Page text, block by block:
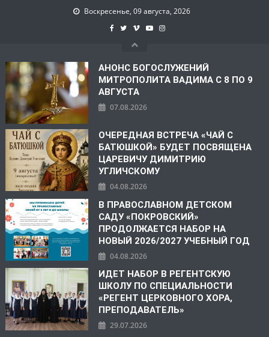
Воскресенье, 09 августа, 2026
АНОНС БОГОСЛУЖЕНИЙ
МИТРОПОЛИТА ВАДИМА С 8 ПО 9
АВГУСТА
07.08.2026
ОЧЕРЕДНАЯ ВСТРЕЧА «ЧАЙ С
БАТЮШКОЙ» БУДЕТ ПОСВЯЩЕНА
ЦАРЕВИЧУ ДИМИТРИЮ
УГЛИЧСКОМУ
04.08.2026
В ПРАВОСЛАВНОМ ДЕТСКОМ
САДУ «ПОКРОВСКИЙ»
ПРОДОЛЖАЕТСЯ НАБОР НА
НОВЫЙ 2026/2027 УЧЕБНЫЙ ГОД
04.08.2026
ИДЕТ НАБОР В РЕГЕНТСКУЮ
ШКОЛУ ПО СПЕЦИАЛЬНОСТИ
«РЕГЕНТ ЦЕРКОВНОГО ХОРА,
ПРЕПОДАВАТЕЛЬ»
29.07.2026